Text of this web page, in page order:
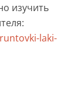
изучить
laki-